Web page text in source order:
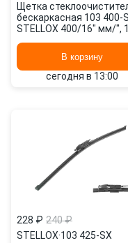
Щетка
бескаркасная 103 400-
STELLOX 400/16" мм/",
В корзину
сегодня в 13:00
228 ₽ 240 ₽
STELLOX·103 425-SX